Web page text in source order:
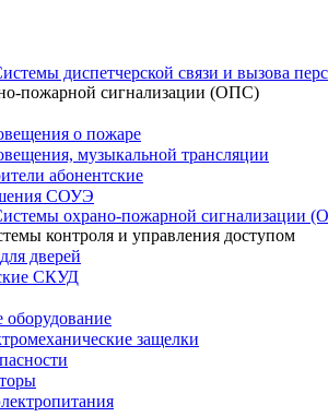
диспетчерской связи и вызова
пожарной сигнализации (ОПС)
о пожаре
музыкальной трансляции
абонентские
СОУЭ
охрано-пожарной сигнализации
контроля и управления доступом
дверей
СКУД
оборудование
защелки